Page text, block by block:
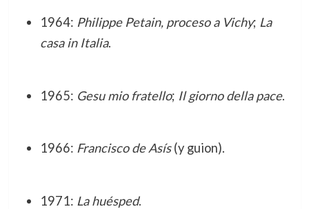
1964: Philippe Petain, proceso a Vichy; La
casa in Italia.
1965: Gesu mio fratello; Il giorno della pace.
1966: Francisco de Asís(y guion).
1971: La huésped.